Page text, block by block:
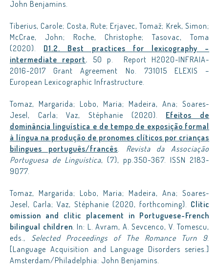
John Benjamins.
Tiberius, Carole; Costa, Rute; Erjavec, Tomaž; Krek, Simon;
McCrae, John; Roche, Christophe; Tasovac, Toma
(2020). D1.2. Best practices for lexicography –
intermediate report. 50 p. Report H2020-INFRAIA-
2016-2017 Grant Agreement No. 731015 ELEXIS –
European Lexicographic Infrastructure.
Tomaz, Margarida; Lobo, Maria; Madeira, Ana; Soares-
Jesel, Carla; Vaz, Stéphanie (2020). Efeitos de
dominância linguística e de tempo de exposição formal
à língua na produção de pronomes clíticos por crianças
bilingues português/francês. Revista da Associação
Portuguesa de Linguística, (7), pp.350-367. ISSN 2183-
9077.
Tomaz, Margarida; Lobo, Maria; Madeira, Ana; Soares-
Jesel, Carla; Vaz, Stéphanie (2020, forthcoming). Clitic
omission and clitic placement in Portuguese-French
bilingual children. In: L. Avram, A. Sevcenco, V. Tomescu,
eds., Selected Proceedings of The Romance Turn 9.
[Language Acquisition and Language Disorders series.]
Amsterdam/Philadelphia: John Benjamins.